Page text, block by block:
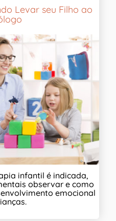
Levar seu Filho ao
infantil é indicada,
observar e como
emocional